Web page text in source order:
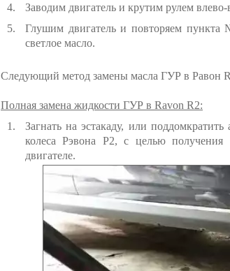
Заводим двигатель и крутим рулем
Глушим двигатель и повторяем пункта
светлое масло.
Следующий метод замены масла ГУР в Равон
Полная замена жидкости ГУР в Ravon R2:
Загнать на эстакаду, или
колеса Рэвона Р2, с целью получения
двигателе.